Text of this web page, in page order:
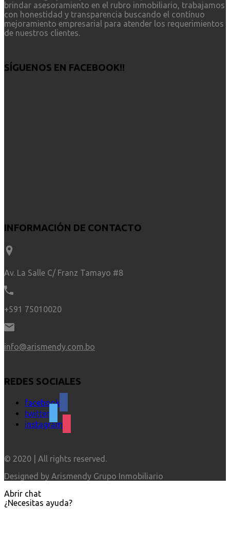
brindar asesoramiento en el rubro inmobiliario, trabajamos
con honestidad y transparencia buscando el contínuo
mejoramiento empresarial para atender los requerimientos
de nuestros clientes.
SÍGUENOS EN FACEBOOK!!
INFORMACIÓN DE CONTACTO
Av. La Salle C/ Franz Tamayo #8
+591 75010020
info@arismendy.com.bo
REDES SOCIALES
facebook
twitter
instagram
© 2020 | All rights reserved.
Designed by Arismendy Grupo Inmobiliario
Abrir chat
¿Necesitas ayuda?